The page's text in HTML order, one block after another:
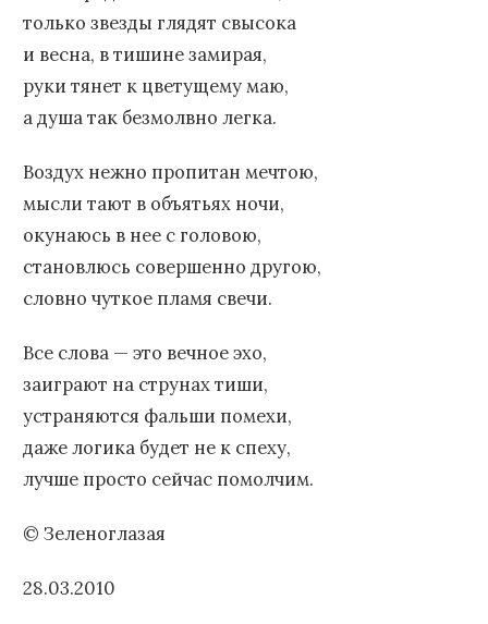
только звезды глядят свысока
и весна, в тишине замирая,
руки тянет к цветущему маю,
а душа так безмолвно легка.
Воздух нежно пропитан мечтою,
мысли тают в объятьях ночи,
окунаюсь в нее с головою,
становлюсь совершенно другою,
словно чуткое пламя свечи.
Все слова — это вечное эхо,
заиграют на струнах тиши,
устраняются фальши помехи,
даже логика будет не к спеху,
лучше просто сейчас помолчим.
© Зеленоглазая
28.03.2010